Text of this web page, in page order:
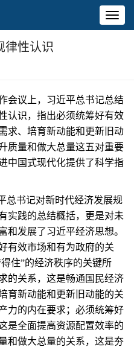
律性认识
议上，习近平总书记总结
认识，指出必须统筹好有效
求、培育新动能和更新旧动
质量和做大总量这五对重要
中国式现代化提供了科学指
书记对新时代经济发展规
实践的总结概括，更是对未
和发展了习近平经济思想。
有效市场和有为政府的关
住”的经济秩序的关键所
的关系，这是畅通国民经济
育新动能和更新旧动能的关
力的内在要求；必须统筹好
是全面提高资源配置效率的
和做大总量的关系，这是夯